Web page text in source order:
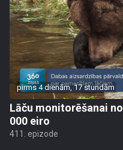
pirms 4 dienām, 17 stundām
Lāču monitorēšanai
000 eiro
411. epizode